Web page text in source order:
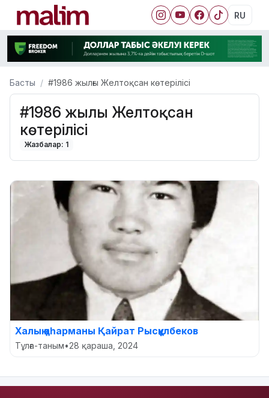
RU
Басты #1986 жылғы Желтоқсан көтерілісі
#1986 жылғы Желтоқсан
көтерілісі
Жазбалар: 1
Халық қаһарманы Қайрат Рысқұлбеков
Тұлға-таным•28 қараша, 2024